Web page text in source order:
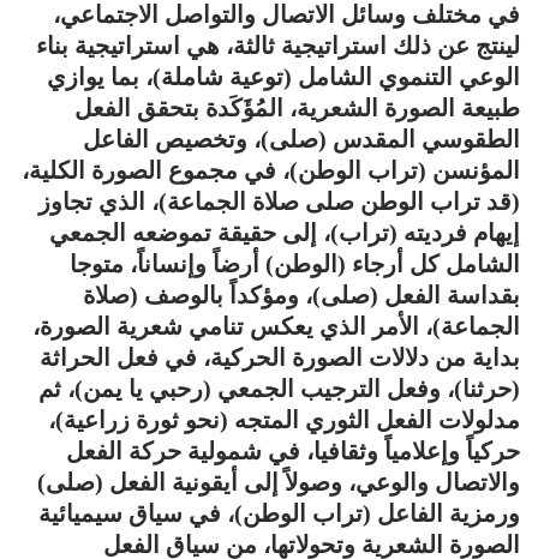
في مختلف وسائل الاتصال والتواصل الاجتماعي،
لينتج عن ذلك استراتيجية ثالثة، هي استراتيجية بناء
الوعي التنموي الشامل (توعية شاملة)، بما يوازي
طبيعة الصورة الشعرية، المُؤَكَدة بتحقق الفعل
الطقوسي المقدس (صلى)، وتخصيص الفاعل
المؤنسن (تراب الوطن)، في مجموع الصورة الكلية،
(قد تراب الوطن صلى صلاة الجماعة)، الذي تجاوز
إيهام فرديته (تراب)، إلى حقيقة تموضعه الجمعي
الشامل كل أرجاء (الوطن) أرضاً وإنساناً، متوجا
بقداسة الفعل (صلى)، ومؤكداً بالوصف (صلاة
الجماعة)، الأمر الذي يعكس تنامي شعرية الصورة،
بداية من دلالات الصورة الحركية، في فعل الحراثة
(حرثنا)، وفعل الترجيب الجمعي (رحبي يا يمن)، ثم
مدلولات الفعل الثوري المتجه (نحو ثورة زراعية)،
حركياً وإعلامياً وثقافيا، في شمولية حركة الفعل
والاتصال والوعي، وصولاً إلى أيقونية الفعل (صلى)
ورمزية الفاعل (تراب الوطن)، في سياق سيميائية
الصورة الشعرية وتحولاتها، من سياق الفعل